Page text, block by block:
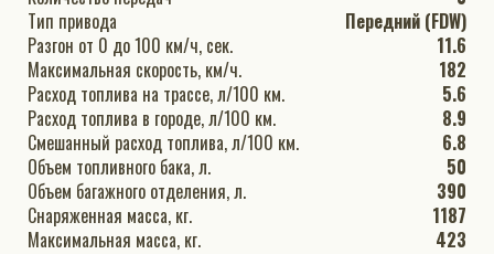
Тип привода
Передний (FDW)
Разгон от 0 до 100 км/ч, сек.
11.6
Максимальная скорость, км/ч.
182
Расход топлива на трассе, л/100 км.
5.6
Расход топлива в городе, л/100 км.
8.9
Смешанный расход топлива, л/100 км.
6.8
Объем топливного бака, л.
50
Объем багажного отделения, л.
390
Снаряженная масса, кг.
1187
Максимальная масса, кг.
423